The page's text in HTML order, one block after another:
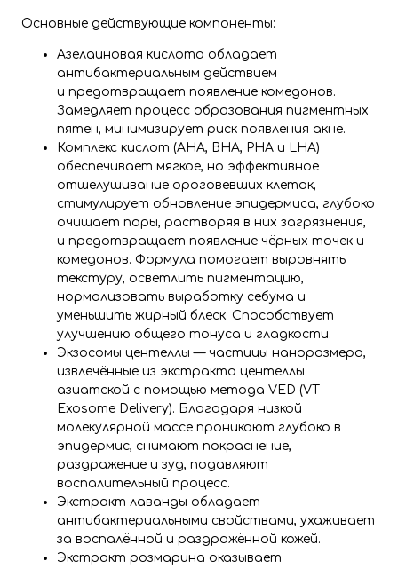
Основные действующие компоненты:
Азелаиновая кислота обладает
антибактериальным действием
и предотвращает появление комедонов.
Замедляет процесс образования пигментных
пятен, минимизирует риск появления акне.
Комплекс кислот (AHA, BHA, PHA и LHA)
обеспечивает мягкое, но эффективное
отшелушивание ороговевших клеток,
стимулирует обновление эпидермиса, глубоко
очищает поры, растворяя в них загрязнения,
и предотвращает появление чёрных точек и
комедонов. Формула помогает выровнять
текстуру, осветлить пигментацию,
нормализовать выработку себума и
уменьшить жирный блеск. Способствует
улучшению общего тонуса и гладкости.
Экзосомы центеллы — частицы наноразмера,
извлечённые из экстракта центеллы
азиатской с помощью метода VED (VT
Exosome Delivery). Благодаря низкой
молекулярной массе проникают глубоко в
эпидермис, снимают покраснение,
раздражение и зуд, подавляют
воспалительный процесс.
Экстракт лаванды обладает
антибактериальными свойствами, ухаживает
за воспалённой и раздражённой кожей.
Экстракт розмарина оказывает